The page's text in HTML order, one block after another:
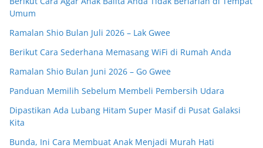
Umum
Ramalan Shio Bulan Juli 2026 – Lak Gwee
Berikut Cara Sederhana Memasang WiFi di Rumah Anda
Ramalan Shio Bulan Juni 2026 – Go Gwee
Panduan Memilih Sebelum Membeli Pembersih Udara
Dipastikan Ada Lubang Hitam Super Masif di Pusat Galaksi
Kita
Bunda, Ini Cara Membuat Anak Menjadi Murah Hati